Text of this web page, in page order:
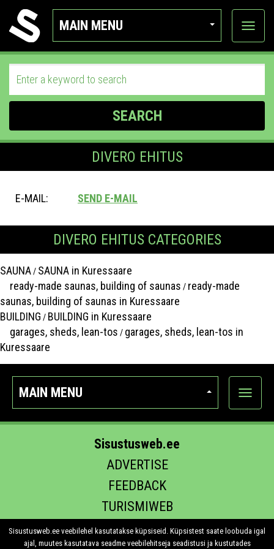
MAIN MENU
View
SEARCH
DIVERO EHITUS
E-MAIL: SEND E-MAIL
DIVERO EHITUS CATEGORIES
SAUNA/ SAUNA in Kuressaare
ready-made saunas, building of saunas / ready-made
saunas, building of saunas in Kuressaare
BUILDING / BUILDING in Kuressaare
garages, sheds, lean-tos / garages, sheds, lean-tos in
Kuressaare
MAIN MENU
Show
Sisustusweb.ee
ADVERTISE
FEEDBACK
TURISMIWEB
EHITUS.EE
Sisustusweb.ee veebilehel kasutatakse küpsiseid. Küpsistest saate loobuda igal
ajal, muutes kasutatava seadme veebilehitseja seadistusi ja kustutades